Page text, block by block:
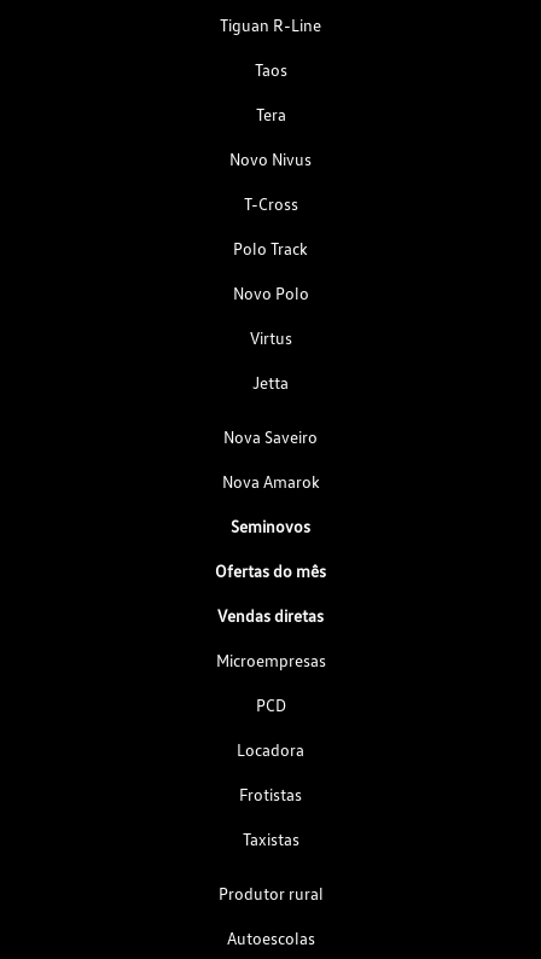
Tiguan R-Line
Taos
Tera
Novo Nivus
T-Cross
Polo Track
Novo Polo
Virtus
Jetta
Nova Saveiro
Nova Amarok
Seminovos
Ofertas do mês
Vendas diretas
Microempresas
PCD
Locadora
Frotistas
Taxistas
Produtor rural
Autoescolas